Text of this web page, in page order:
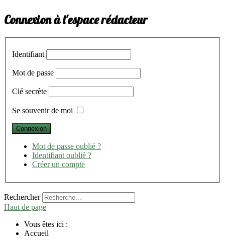
Connexion à l'espace rédacteur
Identifiant
Mot de passe
Clé secrète
Se souvenir de moi
Mot de passe oublié ?
Identifiant oublié ?
Créer un compte
Rechercher
Haut de page
Vous êtes ici :
Accueil